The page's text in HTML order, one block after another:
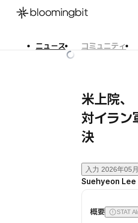
ニュース コミュニティ
米上院、
対イラン
決
入力 2026年05
Suehyeon Lee
概要 STAT